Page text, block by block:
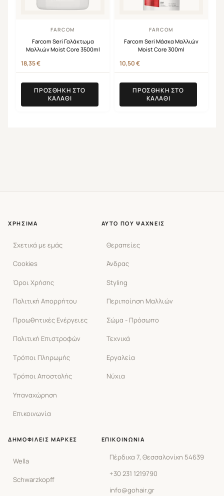
FARCOM
Farcom Seri Γαλάκτωμα
Μαλλιών Moist Core 3500ml
18,35€
ΠΡΟΣΘΉΚΗ ΣΤΟ
ΚΑΛΆΘΙ
FARCOM
Farcom Seri Μάσκα Μαλλιών
Moist Core 300ml
10,50€
ΠΡΟΣΘΉΚΗ ΣΤΟ
ΚΑΛΆΘΙ
ΧΡΉΣΙΜΑ
Σχετικά με εμάς
Cookies
Όροι Χρήσης
Πολιτική Απορρήτου
Προωθητικές Ενέργειες
Πολιτική Επιστροφών
Τρόποι Πληρωμής
Τρόποι Αποστολής
Υπαναχώρηση
Επικοινωνία
ΑΥΤΌ ΠΟΥ ΨΆΧΝΕΙΣ
Θεραπείες
Άνδρας
Styling
Περιποίηση Μαλλιών
Σώμα - Πρόσωπο
Τεχνικά
Εργαλεία
Νύχια
ΔΗΜΟΦΙΛΕΊΣ ΜΆΡΚΕΣ
Wella
Schwarzkopff
ΕΠΙΚΟΙΝΩΝΊΑ
Πέρδικα 7, Θεσσαλονίκη 54639
+30 231 1219790
info@gohair.gr